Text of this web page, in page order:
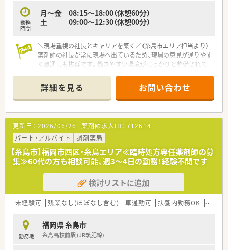
勤務
時間
月～金 08:15～18:00（休憩60分）
土 09:00～12:30（休憩00分）
＼現場重視の社長とキャリアを築く／（糸島市エリア担当より）
薬剤師の社長が常に現場へ出ているため、現場の意見が通りやす
く風通しも抜群です。働きやすい環境がしっかりと整備されて
【店舗情報と応需状況について】
■最寄り駅である美咲が丘駅から徒歩で8分ほどの距離に位置し
ており、毎日のマイカー通勤を選ぶことも可能です。
■門前にある人気のクリニックより、内科や消化器科、循環器
科、呼吸器科にわたる処方箋を1日に115枚ほど応需していま
す。
■応需している処方箋の約6割を内科が占めておりますが、重い
内容の処方はそこまで多くないことが特徴となります。
【法人特徴について】
■糸島市と北九州市の福岡県内に向けて、調剤薬局を2店舗に絞
って地域密着の展開を行っているアットホームな会社です。
■社長自身が薬剤師資格を保有しており、常に自ら現場に出てい
■経営トップである社長との距離が非常に近いため、現場からの
意見や提案が通りやすく風通しの良い組織風土を誇ります。
詳細を見る お問い合わせ
更新日： 2026/06/26 薬剤師求人ID： 712614
パート・アルバイト
調剤薬局
【糸島市】福岡市西区・糸島エリア≪臨時処方専任薬剤師の募
集≫60代の方も相談可能、週3～4日の勤務！経験不問です
検討リストに追加
未経験可 残業なし(ほぼなし含む) 車通勤可 扶養内勤務OK シフト
勤務地
福岡県 糸島市
糸島高校前駅 (JR筑肥線)